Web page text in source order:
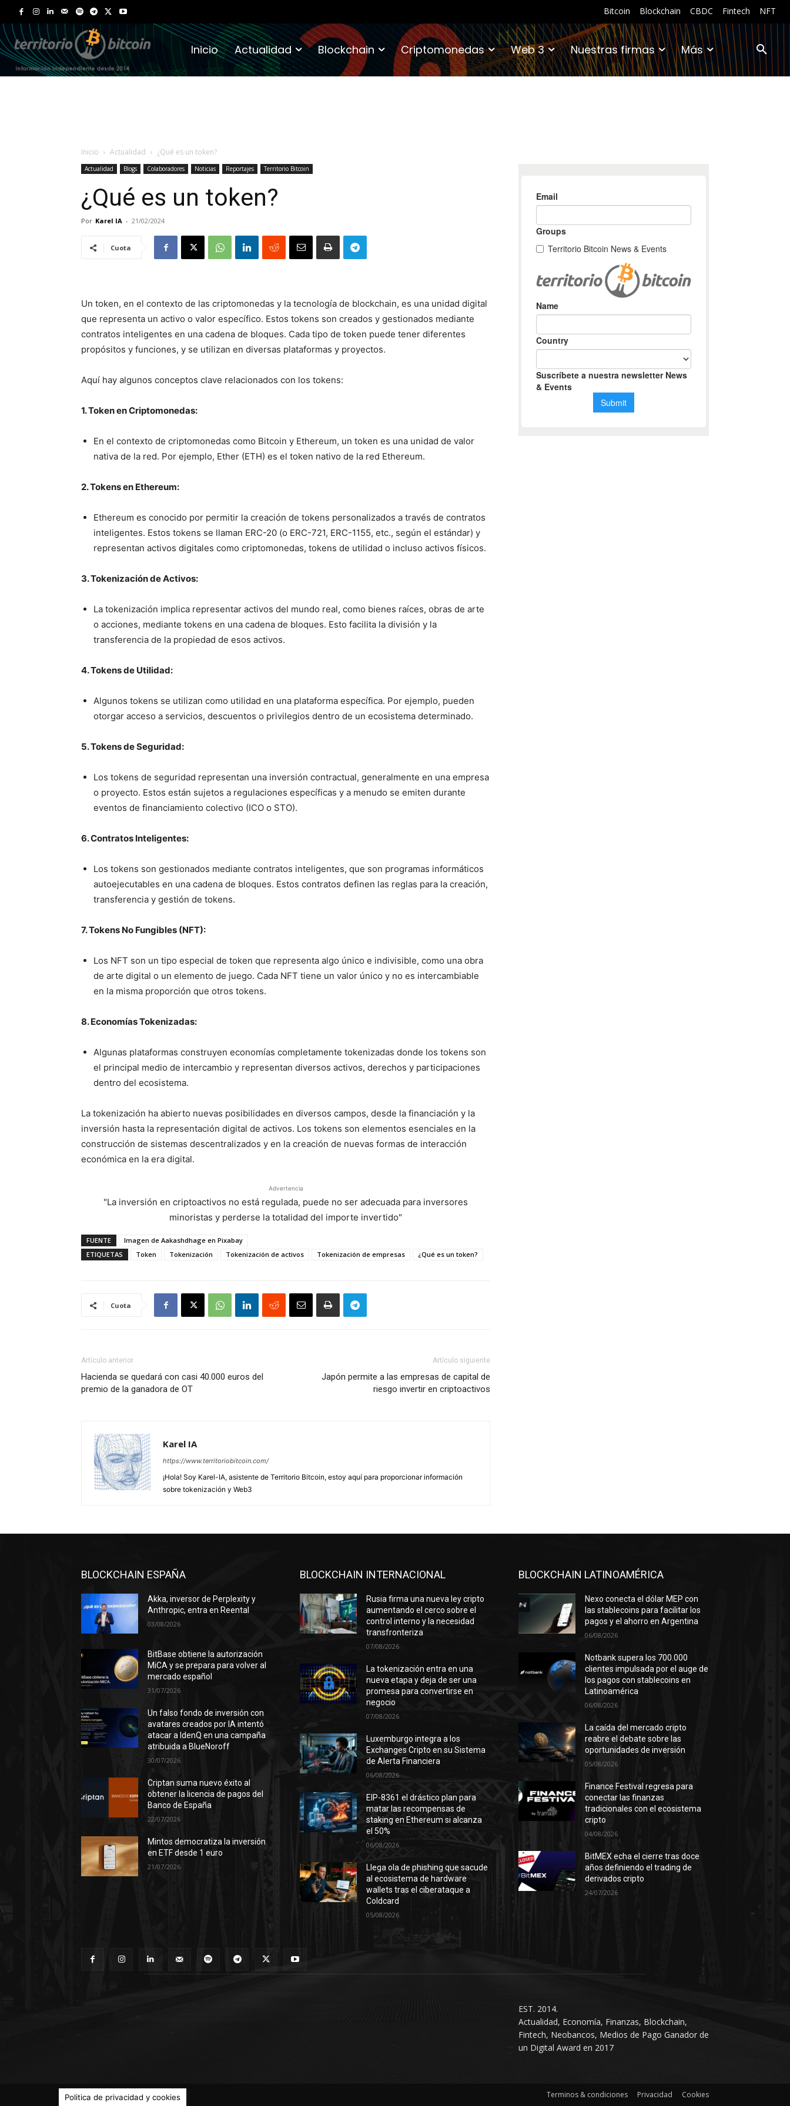
Bitcoin Blockchain CBDC Fintech NFT
Inicio Actualidad Blockchain Criptomonedas Web 3 Nuestras firmas Más
Inicio Actualidad ¿Qué es un token?
Actualidad Blogs Colaboradores Noticias Reportajes Territorio Bitcoin
¿Qué es un token?
Por Karel IA - 21/02/2024
Cuota
Un token, en el contexto de las criptomonedas y la tecnología de blockchain, es una unidad digital
que representa un activo o valor específico. Estos tokens son creados y gestionados mediante
contratos inteligentes en una cadena de bloques. Cada tipo de token puede tener diferentes
propósitos y funciones, y se utilizan en diversas plataformas y proyectos.
Aquí hay algunos conceptos clave relacionados con los tokens:
1. Token en Criptomonedas:
En el contexto de criptomonedas como Bitcoin y Ethereum, un token es una unidad de valor
nativa de la red. Por ejemplo, Ether (ETH) es el token nativo de la red Ethereum.
2. Tokens en Ethereum:
Ethereum es conocido por permitir la creación de tokens personalizados a través de contratos
inteligentes. Estos tokens se llaman ERC-20 (o ERC-721, ERC-1155, etc., según el estándar) y
representan activos digitales como criptomonedas, tokens de utilidad o incluso activos físicos.
3. Tokenización de Activos:
La tokenización implica representar activos del mundo real, como bienes raíces, obras de arte
o acciones, mediante tokens en una cadena de bloques. Esto facilita la división y la
transferencia de la propiedad de esos activos.
4. Tokens de Utilidad:
Algunos tokens se utilizan como utilidad en una plataforma específica. Por ejemplo, pueden
otorgar acceso a servicios, descuentos o privilegios dentro de un ecosistema determinado.
5. Tokens de Seguridad:
Los tokens de seguridad representan una inversión contractual, generalmente en una empresa
o proyecto. Estos están sujetos a regulaciones específicas y a menudo se emiten durante
eventos de financiamiento colectivo (ICO o STO).
6. Contratos Inteligentes:
Los tokens son gestionados mediante contratos inteligentes, que son programas informáticos
autoejecutables en una cadena de bloques. Estos contratos definen las reglas para la creación,
transferencia y gestión de tokens.
7. Tokens No Fungibles (NFT):
Los NFT son un tipo especial de token que representa algo único e indivisible, como una obra
de arte digital o un elemento de juego. Cada NFT tiene un valor único y no es intercambiable
en la misma proporción que otros tokens.
8. Economías Tokenizadas:
Algunas plataformas construyen economías completamente tokenizadas donde los tokens son
el principal medio de intercambio y representan diversos activos, derechos y participaciones
dentro del ecosistema.
La tokenización ha abierto nuevas posibilidades en diversos campos, desde la financiación y la
inversión hasta la representación digital de activos. Los tokens son elementos esenciales en la
construcción de sistemas descentralizados y en la creación de nuevas formas de interacción
económica en la era digital.
Advertencia
"La inversión en criptoactivos no está regulada, puede no ser adecuada para inversores
minoristas y perderse la totalidad del importe invertido"
FUENTE
Imagen de Aakashdhage en Pixabay
ETIQUETAS
Token Tokenización Tokenización de activos Tokenización de empresas ¿Qué es un token?
Cuota
Artículo anterior
Hacienda se quedará con casi 40.000 euros del
premio de la ganadora de OT
Artículo siguiente
Japón permite a las empresas de capital de
riesgo invertir en criptoactivos
Karel IA
https://www.territoriobitcoin.com/
¡Hola! Soy Karel-IA, asistente de Territorio Bitcoin, estoy aquí para proporcionar información
sobre tokenización y Web3
BLOCKCHAIN ESPAÑA
Akka, inversor de Perplexity y
Anthropic, entra en Reental
03/08/2026
BitBase obtiene la autorización
MiCA y se prepara para volver al
mercado español
31/07/2026
Un falso fondo de inversión con
avatares creados por IA intentó
atacar a IdenQ en una campaña
atribuida a BlueNoroff
30/07/2026
Criptan suma nuevo éxito al
obtener la licencia de pagos del
Banco de España
22/07/2026
Mintos democratiza la inversión
en ETF desde 1 euro
21/07/2026
BLOCKCHAIN INTERNACIONAL
Rusia firma una nueva ley cripto
aumentando el cerco sobre el
control interno y la necesidad
transfronteriza
07/08/2026
La tokenización entra en una
nueva etapa y deja de ser una
promesa para convertirse en
negocio
07/08/2026
Luxemburgo integra a los
Exchanges Cripto en su Sistema
de Alerta Financiera
06/08/2026
EIP-8361 el drástico plan para
matar las recompensas de
staking en Ethereum si alcanza
el 50%
06/08/2026
Llega ola de phishing que sacude
al ecosistema de hardware
wallets tras el ciberataque a
Coldcard
05/08/2026
BLOCKCHAIN LATINOAMÉRICA
Nexo conecta el dólar MEP con
las stablecoins para facilitar los
pagos y el ahorro en Argentina
06/08/2026
Notbank supera los 700.000
clientes impulsada por el auge de
los pagos con stablecoins en
Latinoamérica
06/08/2026
La caída del mercado cripto
reabre el debate sobre las
oportunidades de inversión
05/08/2026
Finance Festival regresa para
conectar las finanzas
tradicionales con el ecosistema
cripto
04/08/2026
BitMEX echa el cierre tras doce
años definiendo el trading de
derivados cripto
24/07/2026
EST. 2014.
Actualidad, Economía, Finanzas, Blockchain,
Fintech, Neobancos, Medios de Pago Ganador de
un Digital Award en 2017
© Territorio Bitcoin 2014 - 2026 Terminos & condiciones Privacidad Cookies
Politica de privacidad y cookies